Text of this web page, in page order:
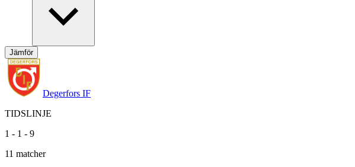
Jämför
Degerfors IF
TIDSLINJE
1 - 1 - 9
11 matcher